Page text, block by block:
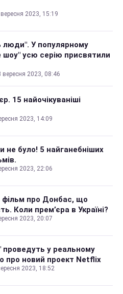
2023, 15:19
люди". У популярному
шоу" усю серію присвятили
вересня 2023, 08:46
15 найочікуваніші
2023, 14:09
не було! 5 найганебніших
2023, 22:06
фільм про Донбас, що
Коли прем’єра в Україні?
2023, 20:07
проведуть у реальному
про новий проект Netflix
2023, 18:52